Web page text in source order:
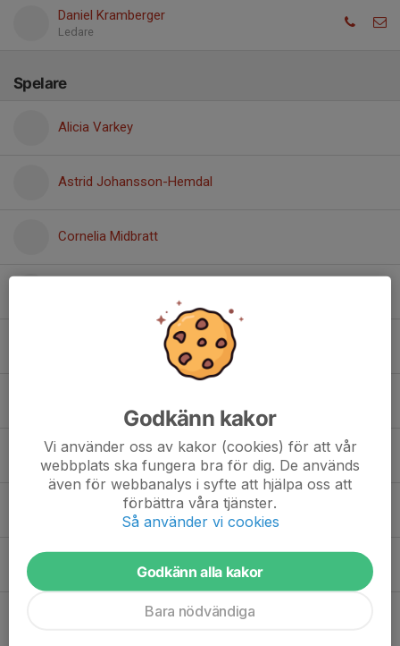
Daniel Kramberger
Ledare
Spelare
Alicia Varkey
Astrid Johansson-Hemdal
Cornelia Midbratt
Emilia Wernersson
Emilia Wernersson
Filippa Christiansson
Hillevi Kramberger
Godkänn kakor
Vi använder oss av kakor (cookies) för att vår
webbplats ska fungera bra för dig. De används
även för webbanalys i syfte att hjälpa oss att
förbättra våra tjänster.
Så använder vi cookies
Godkänn alla kakor
Bara nödvändiga